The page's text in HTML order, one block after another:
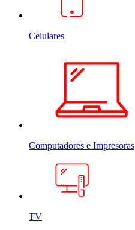
Celulares
Computadores e Impresoras
TV